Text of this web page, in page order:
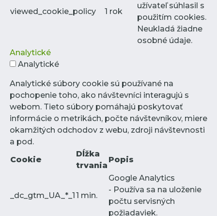
viewed_cookie_policy 1 rok
užívateľ súhlasil s
použitím cookies.
Neukladá žiadne
osobné údaje.
Analytické
Analytické
Analytické súbory cookie sú používané na
pochopenie toho, ako návštevníci interagujú s
webom. Tieto súbory pomáhajú poskytovať
informácie o metrikách, počte návštevníkov, miere
okamžitých odchodov z webu, zdroji návštevnosti
a pod.
Cookie
Dĺžka
trvania
Popis
_dc_gtm_UA_*_11 min.
Google Analytics
- Používa sa na uloženie
počtu servisných
požiadaviek.